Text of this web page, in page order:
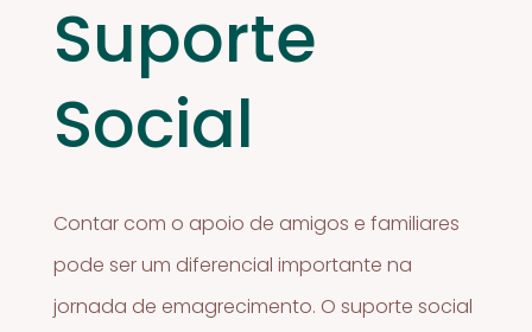
Suporte
Social
Contar com o apoio de amigos e familiares
pode ser um diferencial importante na
jornada de emagrecimento. O suporte social